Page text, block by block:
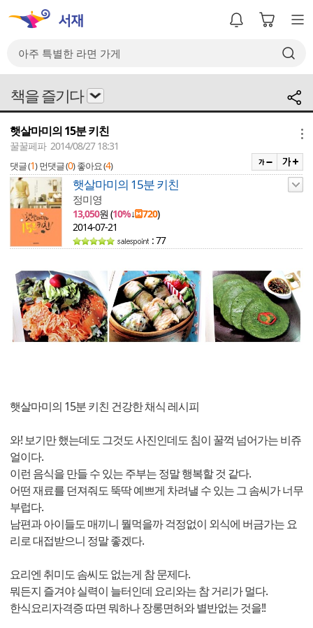
책을 즐기다
햇살마미의 15분 키친
꿀꿀페파 2014/08/27 18:31
댓글 (1) 먼댓글 (0) 좋아요 (4)
햇살마미의 15분 키친
정미영
13,050원 (10%↓ 720)
2014-07-21
: 77
햇살마미의 15분 키친 건강한 채식 레시피
와! 보기만 했는데도 그것도 사진인데도 침이 꿀꺽 넘어가는 비쥬
얼이다.
이런 음식을 만들 수 있는 주부는 정말 행복할 것 같다.
어떤 재료를 던져줘도 뚝딱 예쁘게 차려낼 수 있는 그 솜씨가 너무
부럽다.
남편과 아이들도 매끼니 뭘먹을까 걱정없이 외식에 버금가는 요
리로 대접받으니 정말 좋겠다.
요리엔 취미도 솜씨도 없는게 참 문제다.
뭐든지 즐겨야 실력이 늘터인데 요리와는 참 거리가 멀다.
한식요리자격증 따면 뭐하나 장롱면허와 별반없는 것을!!